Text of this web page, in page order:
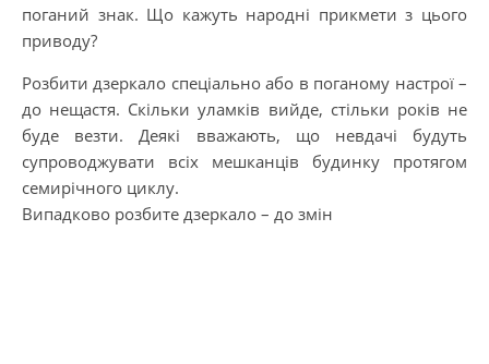
поганий знак. Що кажуть народні прикмети з цього
приводу?
Розбити дзеркало спеціально або в поганому настрої –
до нещастя. Скільки уламків вийде, стільки років не
буде везти. Деякі вважають, що невдачі будуть
супроводжувати всіх мешканців будинку протягом
семирічного циклу.
Випадково розбите дзеркало – до змін